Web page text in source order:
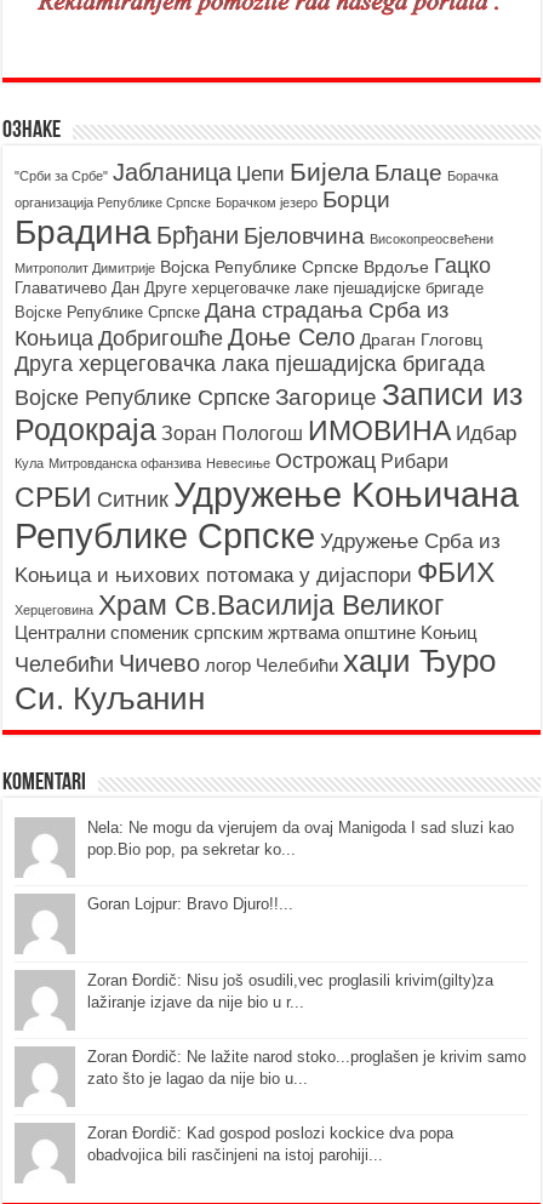
Ознаке
"Срби за Србе" Јабланица Џепи Бијела Блаце Борачкa
организацијa Републике Српске Борачком језеро Борци
Брадина Брђани Бјеловчина Високопреосвећени
Митрополит Димитрије Војска Републике Српске Врдоље Гацко
Главатичево Дан Друге херцеговачке лаке пјешадијске бригаде
Војске Републике Српске Дана страдања Срба из
Коњица Добригошће Доње Село Драган Глоговц
Друга херцеговачка лака пјешадијска бригада
Војске Републике Српске Загорице Записи из
Родoкраја Зоран Пологош ИМОВИНА Идбар
Кула Митровданска офанзива Невесињe Острожац Рибари
СРБИ Ситник Удружење Kоњичана
Републике Српске Удружење Срба из
Kоњица и њихових потомака у дијаспори ФБИХ
Херцеговина Храм Св.Василија Великог
Централни споменик српским жртвама општине Kоњиц
Челебићи Чичево логор Челебићи хаџи Ђуро
Си. Куљанин
Komentari
Nela: Ne mogu da vjerujem da ovaj Manigoda I sad sluzi kao
pop.Bio pop, pa sekretar ko...
Goran Lojpur: Bravo Djuro!!...
Zoran Đordič: Nisu još osudili,vec proglasili krivim(gilty)za
lažiranje izjave da nije bio u r...
Zoran Đordič: Ne lažite narod stoko...proglašen je krivim samo
zato što je lagao da nije bio u...
Zoran Đordič: Kad gospod poslozi kockice dva popa
obadvojica bili rasčinjeni na istoj parohiji...